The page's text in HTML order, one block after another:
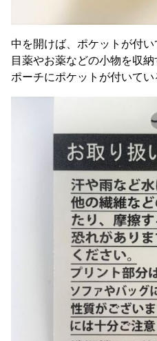
中を開けば、ポケットが付い
目薬やお薬などの小物を収
ポーチにポケットが付いて